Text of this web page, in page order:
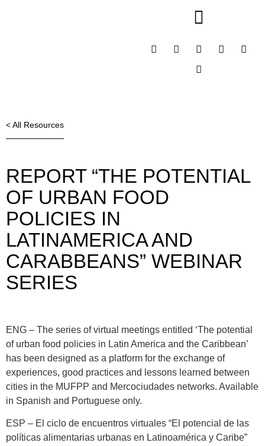
< All Resources
REPORT “THE POTENTIAL
OF URBAN FOOD
POLICIES IN
LATINAMERICA AND
CARABBEANS” WEBINAR
SERIES
ENG – The series of virtual meetings entitled ‘The potential
of urban food policies in Latin America and the Caribbean’
has been designed as a platform for the exchange of
experiences, good practices and lessons learned between
cities in the MUFPP and Mercociudades networks. Available
in Spanish and Portuguese only.
ESP – El ciclo de encuentros virtuales “El potencial de las
políticas alimentarias urbanas en Latinoamérica y Caribe”